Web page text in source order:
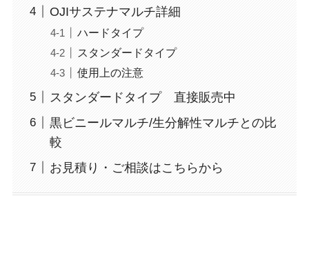
OJIサステナマルチ詳細
ハードタイプ
スタンダードタイプ
使用上の注意
スタンダードタイプ 直接販売中
黒ビニールマルチ/生分解性マルチとの比
較
お見積り・ご相談はこちらから